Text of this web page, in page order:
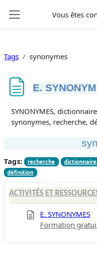
Vous êtes
Tags synonymes
E.
Conditions d’achèvement
SYNONYMES,
synonymes, recherche,
Tags: recherche dictionnaire
définition
ACTIVITÉS ET
E. SYNONYMES
Formation